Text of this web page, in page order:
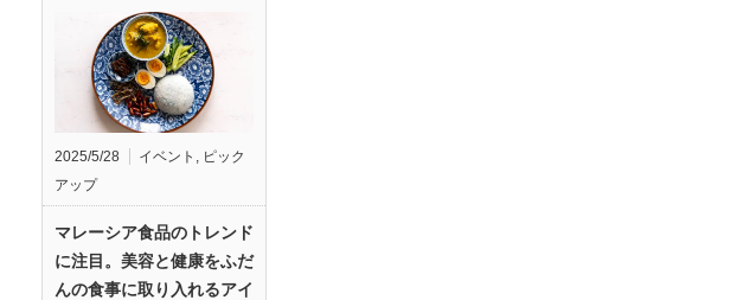
2025/5/28 イベント , ピック
アップ
マレーシア食品のトレンド
に注目。美容と健康をふだ
んの食事に取り入れるアイ